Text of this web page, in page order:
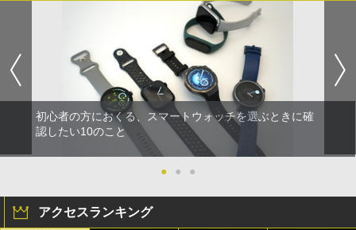
初心者の方におくる、スマートウォッチを選ぶときに確
認したい10のこと
● ● ●
アクセスランキング